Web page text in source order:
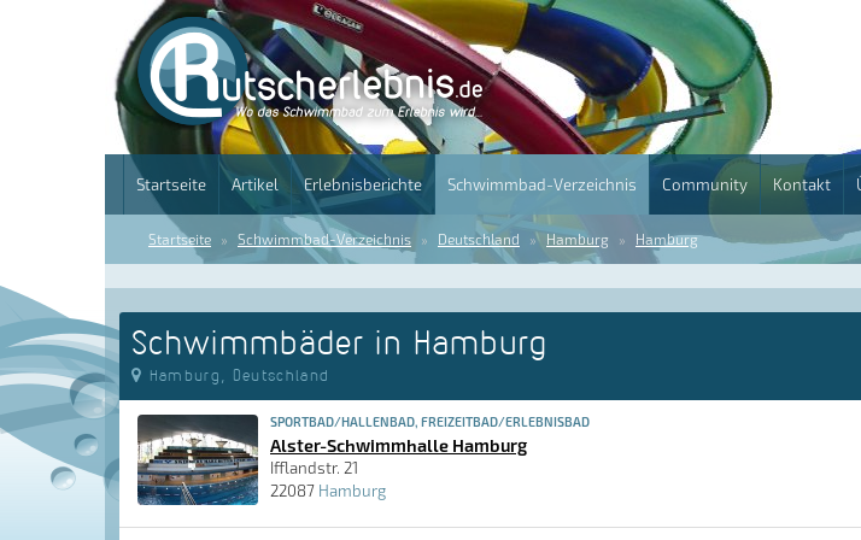
Startseite Artikel Erlebnisberichte Schwimmbad-Verzeichnis Community Kontakt
Startseite Schwimmbad-Verzeichnis Deutschland Hamburg Hamburg
Schwimmbäder in Hamburg
Hamburg, Deutschland
SPORTBAD/HALLENBAD, FREIZEITBAD/ERLEBNISBAD
Alster-Schwimmhalle Hamburg
Ifflandstr. 21
22087 Hamburg